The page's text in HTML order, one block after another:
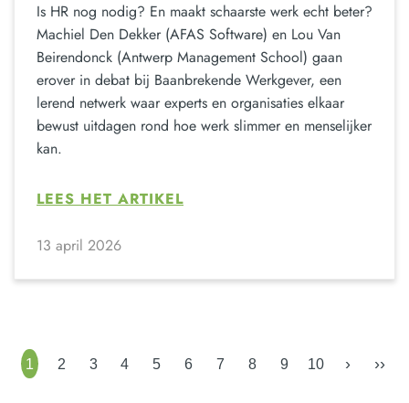
Is HR nog nodig? En maakt schaarste werk echt beter?
Machiel Den Dekker (AFAS Software) en Lou Van
Beirendonck (Antwerp Management School) gaan
erover in debat bij Baanbrekende Werkgever, een
lerend netwerk waar experts en organisaties elkaar
bewust uitdagen rond hoe werk slimmer en menselijker
kan.
LEES HET ARTIKEL
13 april 2026
1 2 3 4 5 6 7 8 9 10 › ››